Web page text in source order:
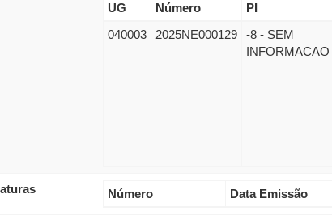
UG Número PI
040003
2025NE000129
-8 - SEM
INFORMACAO
Número Data Emissão